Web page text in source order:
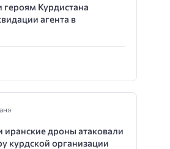
Курдистана
агента в
иранские дроны атаковали
курдской организации